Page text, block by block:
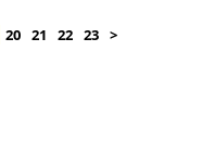
20 21 22 23 >